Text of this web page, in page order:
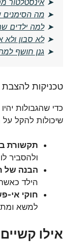
➤ מה
➤למה ילדים
➤לא סבון ולא
➤ גנן חושף
טכניקות להצבת
כדי שהגבולות
שיכולות להקל
תקשורת
ולהסביר
הבנה של
הילד
חוקי אי-
למשא
אילו